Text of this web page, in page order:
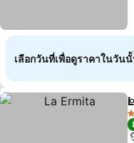
เลือกวันที่เพื่อดูราคาในวัน